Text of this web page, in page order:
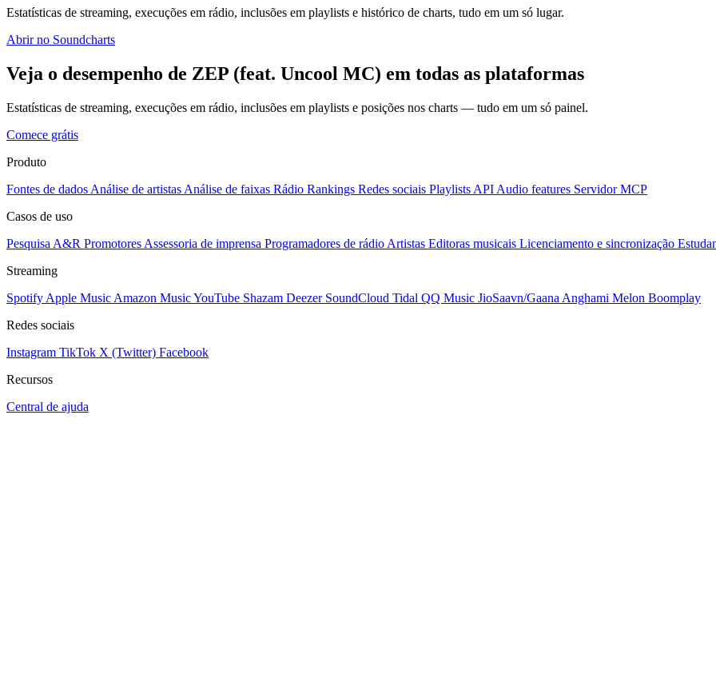
Estatísticas de streaming, execuções em rádio, inclusões em playlists e histórico de charts, tudo em um só lugar.
Abrir no Soundcharts
Veja o desempenho de ZEP (feat. Uncool MC) em todas as plataformas
Estatísticas de streaming, execuções em rádio, inclusões em playlists e posições nos charts — tudo em um só painel.
Comece grátis
Produto
Fontes de dados Análise de artistas Análise de faixas Rádio Rankings Redes sociais Playlists API Audio features Servidor MCP
Casos de uso
Pesquisa A&R Promotores Assessoria de imprensa Programadores de rádio Artistas Editoras musicais Licenciamento e sincronização
Streaming
Spotify Apple Music Amazon MusicYouTube Shazam Deezer SoundCloud Tidal QQ Music JioSaavn/Gaana Anghami Melon Boomplay
Redes sociais
Instagram TikTok X (Twitter) Facebook
Recursos
Central de ajuda